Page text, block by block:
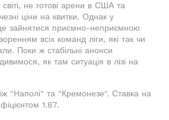
світі, не готові арени в США та
ціни на квитки. Однак у
зайнятися приємно-неприємною
всіх команд ліги, які так чи
Поки ж стабільні анонси
як там ситуація в лізі на
"Наполі" та "Кремонезе". Ставка на
1.87.